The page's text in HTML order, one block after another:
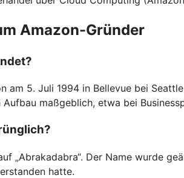
Amazon-Gründer
am 5. Juli 1994 in Bellevue bei
maßgeblich, etwa bei
„Abrakadabra“. Der Name wurde
hatte.